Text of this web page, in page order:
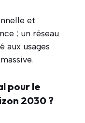
et
; un réseau
aux usages
pour le
2030 ?